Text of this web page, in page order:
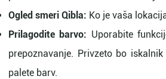
Ogled smeri Qibla: Ko je vaša
Prilagodite barvo: Uporabite
prepoznavanje. Privzeto bo
palete barv.